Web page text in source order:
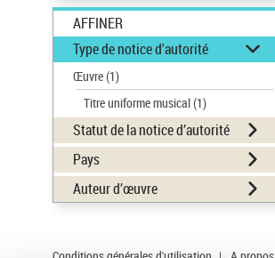
AFFINER
Type de notice d'autorité
Œuvre(1)
Titre uniforme musical(1)
Statut de la notice d’autorité
Pays
Auteur d’œuvre